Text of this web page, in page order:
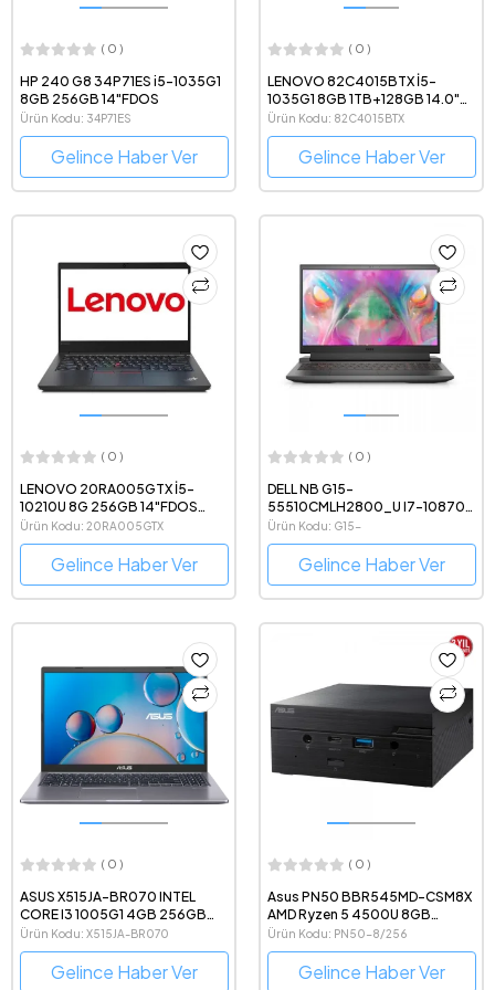
( 0 )
HP 240 G8 34P71ES i5-1035G1
8GB 256GB 14"FDOS
Ürün Kodu: 34P71ES
Gelince Haber Ver
( 0 )
LENOVO 82C4015BTX İ5-
1035G1 8GB 1TB+128GB 14.0"
FDOS 2GB MX330
Ürün Kodu: 82C4015BTX
Gelince Haber Ver
( 0 )
LENOVO 20RA005GTX İ5-
10210U 8G 256GB 14"FDOS
2GB RX640
Ürün Kodu: 20RA005GTX
Gelince Haber Ver
( 0 )
DELL NB G15-
55510CMLH2800_U I7-10870
16GB 1TB SSD 6GB RTX3060
15.6 UBUNTU
Ürün Kodu: G15-
55510CMLH2800_U
Gelince Haber Ver
( 0 )
ASUS X515JA-BR070 INTEL
CORE I3 1005G1 4GB 256GB
SSD FDOS 15.6"
Ürün Kodu: X515JA-BR070
Gelince Haber Ver
( 0 )
Asus PN50 BBR545MD-CSM8X
AMD Ryzen 5 4500U 8GB
256GB SSD Freedos Mini PC
Ürün Kodu: PN50-8/256
Gelince Haber Ver